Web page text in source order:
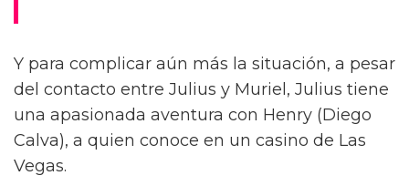
Y para complicar aún más la situación, a pesar
del contacto entre Julius y Muriel, Julius tiene
una apasionada aventura con Henry (Diego
Calva), a quien conoce en un casino de Las
Vegas.